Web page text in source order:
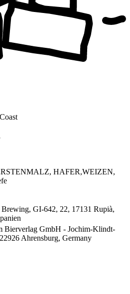
HAFER,WEIZEN,
GI-642, 22, 17131 Rupià,
Bierverlag GmbH - Jochim-Klindt-
Ahrensburg, Germany